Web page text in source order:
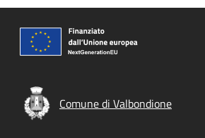
Comune di Valbondione